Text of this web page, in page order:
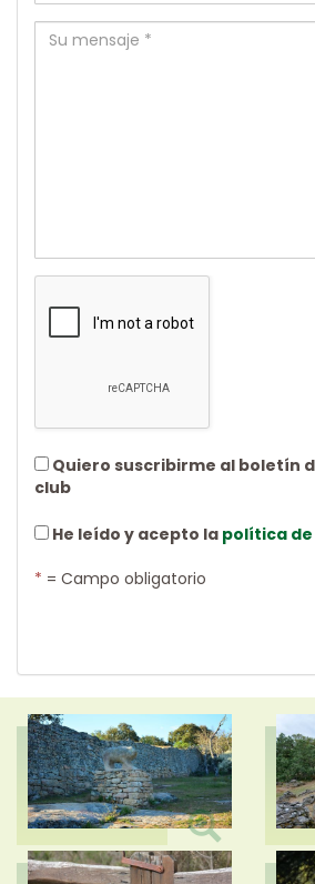
Quiero suscribirme al boletín
club
He leído y acepto la política
* = Campo obligatorio